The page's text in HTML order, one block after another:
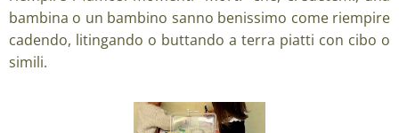
bambina o un bambino sanno benissimo come riempire
cadendo, litingando o buttando a terra piatti con cibo o
simili.